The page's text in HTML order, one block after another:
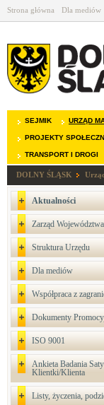
Strona główna Dla mediów
SEJMIK URZĄD
PROJEKTY
TRANSPORT I DROGI
DOLNY ŚLĄSK
Aktualności
Zarząd Województwa
Struktura Urzędu
Dla mediów
Współpraca z
Dokumenty
ISO 9001
Ankieta Badania
Klientki/Klienta
Listy, życzenia,